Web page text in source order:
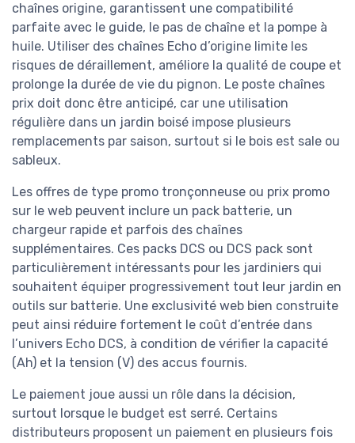
chaînes origine, garantissent une compatibilité
parfaite avec le guide, le pas de chaîne et la pompe à
huile. Utiliser des chaînes Echo d’origine limite les
risques de déraillement, améliore la qualité de coupe et
prolonge la durée de vie du pignon. Le poste chaînes
prix doit donc être anticipé, car une utilisation
régulière dans un jardin boisé impose plusieurs
remplacements par saison, surtout si le bois est sale ou
sableux.
Les offres de type promo tronçonneuse ou prix promo
sur le web peuvent inclure un pack batterie, un
chargeur rapide et parfois des chaînes
supplémentaires. Ces packs DCS ou DCS pack sont
particulièrement intéressants pour les jardiniers qui
souhaitent équiper progressivement tout leur jardin en
outils sur batterie. Une exclusivité web bien construite
peut ainsi réduire fortement le coût d’entrée dans
l’univers Echo DCS, à condition de vérifier la capacité
(Ah) et la tension (V) des accus fournis.
Le paiement joue aussi un rôle dans la décision,
surtout lorsque le budget est serré. Certains
distributeurs proposent un paiement en plusieurs fois